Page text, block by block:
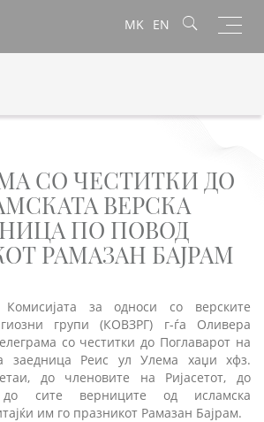
MK EN
СО ЧЕСТИТКИ ДО
ВЕРСКА
ПО ПОВОД
РАМАЗАН БАЈРАМ
за односи со верските
групи (КОВЗРГ) г-ѓа Оливера
со честитки до Поглаварот на
заедница Реис ул Улема хаџи хфз.
до членовите на Ријасетот, до
сите верниците од исламска
им го празникот Рамазан Бајрам.